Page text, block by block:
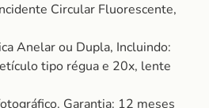
Circular Fluorescente,
Anelar ou Dupla, Incluindo:
tipo régua e 20x, lente
Garantia: 12 meses